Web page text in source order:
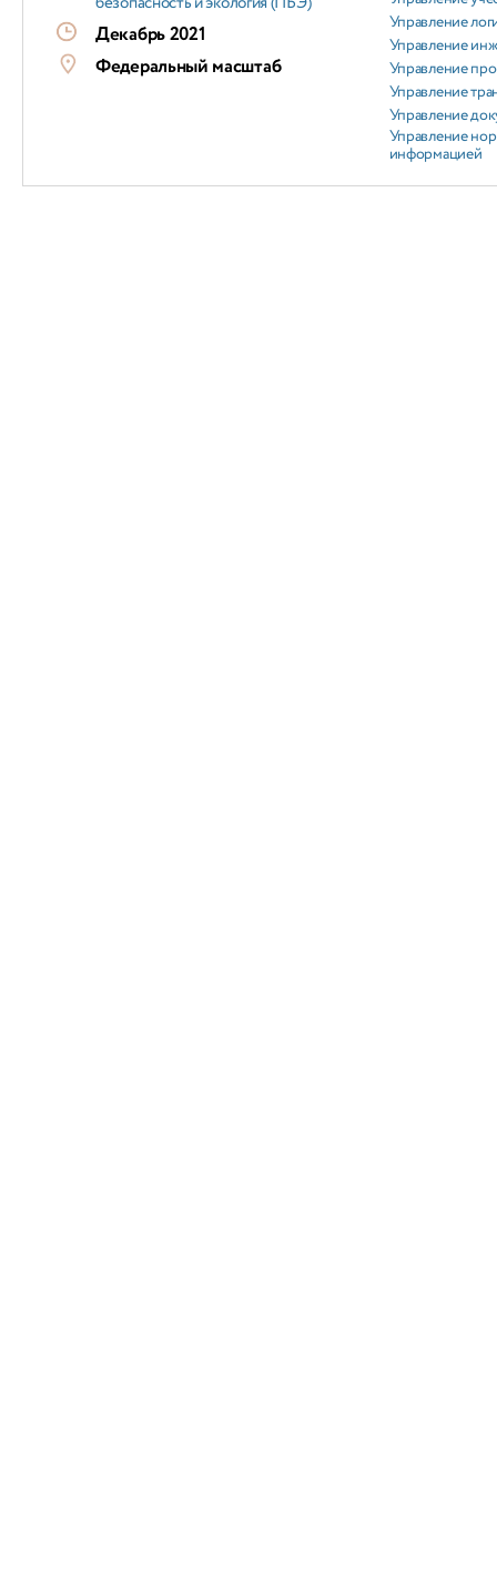
Декабрь 2021
Федеральный масштаб
Управление
Управление
Управление
Управление
Управление
Управление
информацией